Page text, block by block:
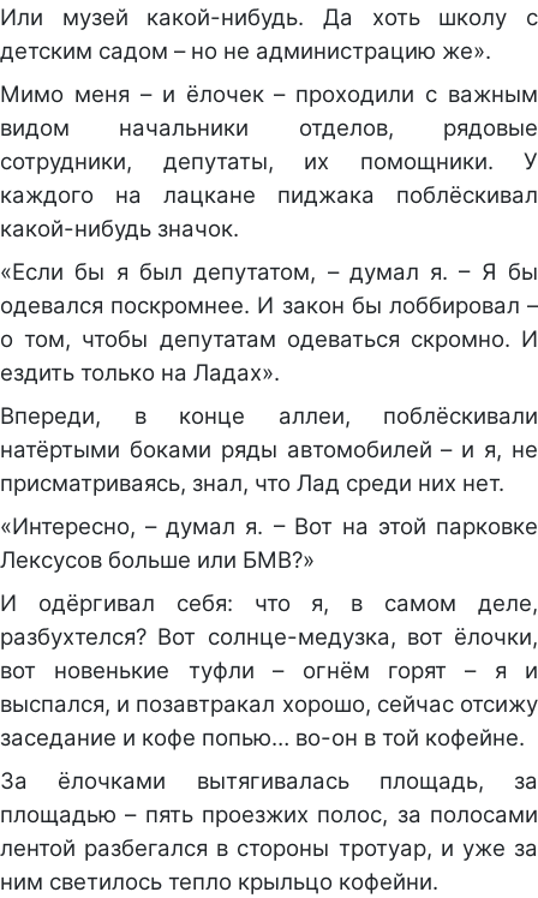
Или музей какой-нибудь. Да хоть школу с
детским садом – но не администрацию же».
Мимо меня – и ёлочек – проходили с важным
видом начальники отделов, рядовые
сотрудники, депутаты, их помощники. У
каждого на лацкане пиджака поблёскивал
какой-нибудь значок.
«Если бы я был депутатом, – думал я. – Я бы
одевался поскромнее. И закон бы лоббировал –
о том, чтобы депутатам одеваться скромно. И
ездить только на Ладах».
Впереди, в конце аллеи, поблёскивали
натёртыми боками ряды автомобилей – и я, не
присматриваясь, знал, что Лад среди них нет.
«Интересно, – думал я. – Вот на этой парковке
Лексусов больше или БМВ?»
И одёргивал себя: что я, в самом деле,
разбухтелся? Вот солнце-медузка, вот ёлочки,
вот новенькие туфли – огнём горят – я и
выспался, и позавтракал хорошо, сейчас отсижу
заседание и кофе попью… во-он в той кофейне.
За ёлочками вытягивалась площадь, за
площадью – пять проезжих полос, за полосами
лентой разбегался в стороны тротуар, и уже за
ним светилось тепло крыльцо кофейни.